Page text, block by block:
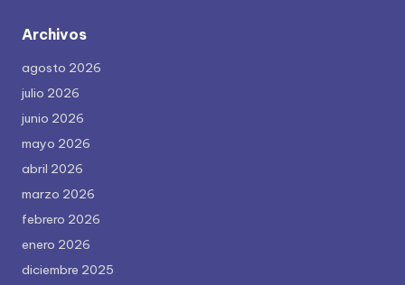
Archivos
agosto 2026
julio 2026
junio 2026
mayo 2026
abril 2026
marzo 2026
febrero 2026
enero 2026
diciembre 2025